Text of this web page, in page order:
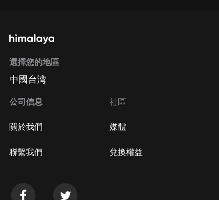
選擇您的地區
中國台湾
公司信息
關於我們
聯繫我們
社區
媒體
兌換權益